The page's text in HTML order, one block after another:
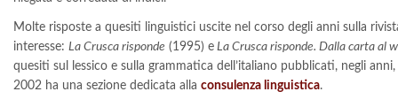
Molte risposte a quesiti linguistici uscite nel corso degli anni sulla
interesse: La Crusca risponde (1995) e La Crusca risponde. Dalla carta al
quesiti sul lessico e sulla grammatica dell’italiano pubblicati, negli
2002 ha una sezione dedicata alla consulenza linguistica.